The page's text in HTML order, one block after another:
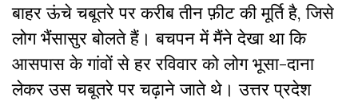
बाहर ऊंचे चबूतरे पर करीब तीन फ़ीट की मूर्ति है, जिसे
लोग भैंसासुर बोलते हैं। बचपन में मैंने देखा था कि
आसपास के गांवों से हर रविवार को लोग भूसा-दाना
लेकर उस चबूतरे पर चढ़ाने जाते थे। उत्तर प्रदेश